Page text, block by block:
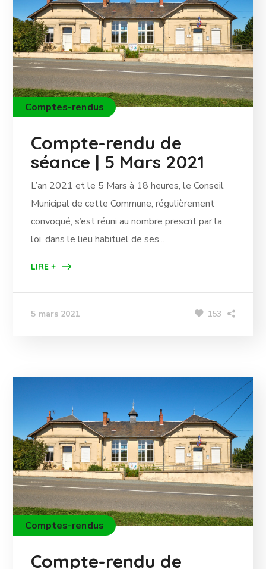
Comptes-rendus
Compte-rendu de
séance | 5 Mars 2021
L’an 2021 et le 5 Mars à 18 heures, le Conseil
Municipal de cette Commune, régulièrement
convoqué, s’est réuni au nombre prescrit par la
loi, dans le lieu habituel de ses...
LIRE +
5 mars 2021 153
Comptes-rendus
Compte-rendu de